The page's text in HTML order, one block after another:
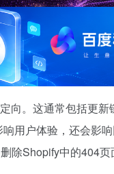
向。这通常包括更新
用户体验，还会影
除Shopify中的404页